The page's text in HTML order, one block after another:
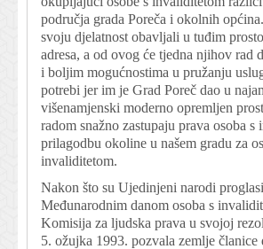
područja grada Poreča i okolnih
svoju djelatnost obavljali u tuđim
adresa, a od ovog će tjedna njihov rad
i boljim mogućnostima u pružanju
potrebi jer im je Grad Poreč dao u
višenamjenski moderno opremljen
radom snažno zastupaju prava osoba s
prilagodbu okoline u našem gradu za
invaliditetom.
Nakon što su Ujedinjeni narodi
Međunarodnim danom osoba s
Komisija za ljudska prava u svojoj
5. ožujka 1993. pozvala zemlje članice